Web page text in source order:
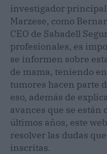
investigador principal
Marzese, como
CEO de Sabadell
profesionales, es
se informen sobre
de mama, teniendo
tumores hacen parte
eso, además de
avances que se están
últimos años, este
resolver las dudas
inscritas.